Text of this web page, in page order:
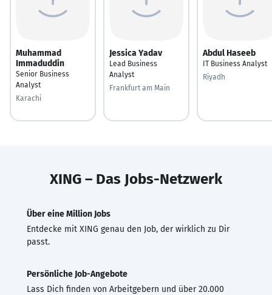
Muhammad
Immaduddin
Senior Business
Analyst
Karachi
Jessica Yadav
Lead Business
Analyst
Frankfurt am Main
Abdul Haseeb
IT Business Analyst
Riyadh
XING – Das Jobs-Netzwerk
Über eine Million Jobs
Entdecke mit XING genau den Job, der wirklich zu Dir
passt.
Persönliche Job-Angebote
Lass Dich finden von Arbeitgebern und über 20.000